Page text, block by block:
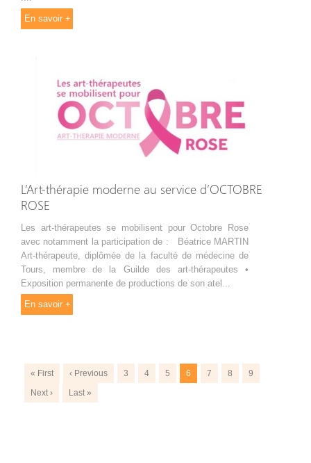
En savoir +
L’Art-thérapie moderne au service d’OCTOBRE
ROSE
Les art-thérapeutes se mobilisent pour Octobre Rose
avec notamment la participation de : Béatrice MARTIN
Art-thérapeute, diplômée de la faculté de médecine de
Tours, membre de la Guilde des art-thérapeutes •
Exposition permanente de productions de son atel...
En savoir +
« First ‹ Previous 3 4 5 6 7 8
9
Next ›
Last »